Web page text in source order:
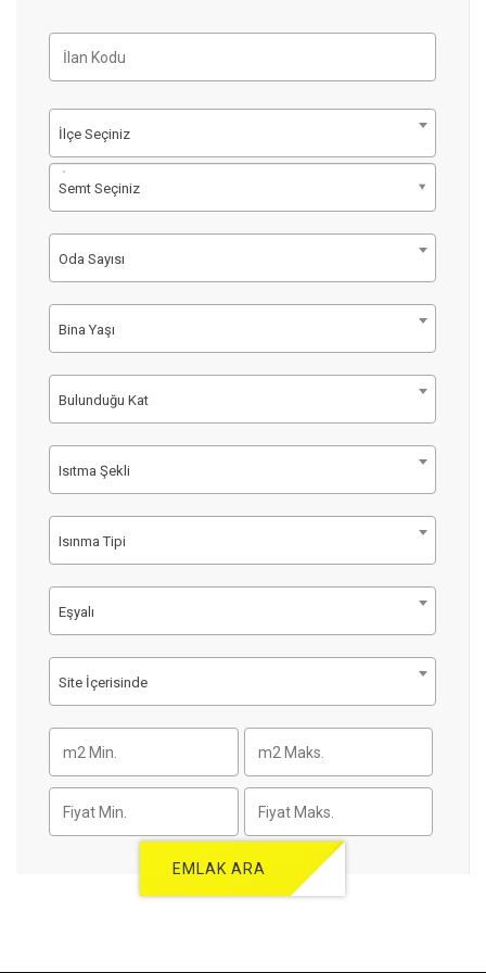
İlçe Seçiniz
Semt Seçiniz
Oda Sayısı
Bina Yaşı
Bulunduğu Kat
Isıtma Şekli
Isınma Tipi
Eşyalı
Site İçerisinde
EMLAK ARA